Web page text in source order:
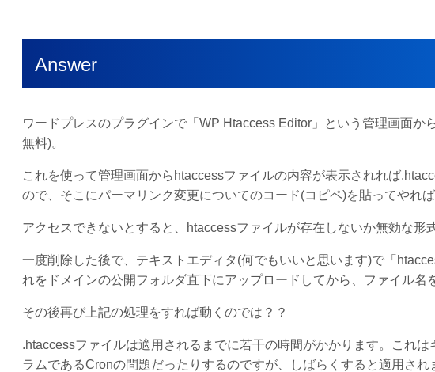
Answer
ワードプレスのプラグインで「WP Htaccess Editor」という管理画面
無料)。
これを使って管理画面からhtaccessファイルの内容が表示されれば
ので、そこにパーマリンク変更についてのコード(コピペ)を貼ってやれ
アクセスできないとすると、htaccessファイルが存在しないか無効な形
一度削除した後で、テキストエディタ(何でもいいと思います)で「
れをドメインの公開フォルダ直下にアップロードしてから、ファイル名
その後再び上記の処理をすれば動くのでは？？
.htaccessファイルは適用されるまでに若干の時間がかかります。これ
ラムであるCronの問題だったりするのですが、しばらくすると適用され